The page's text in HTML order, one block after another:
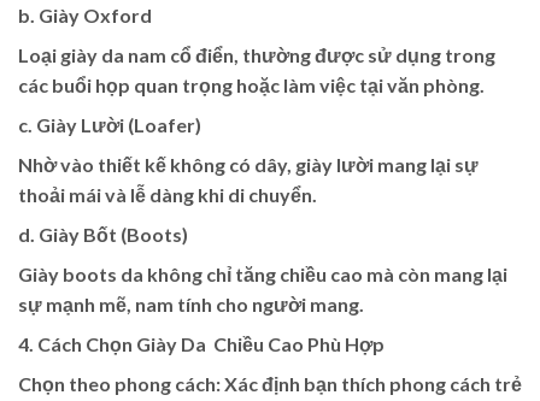
b. Giày Oxford
Loại giày da nam cổ điển, thường được sử dụng trong
các buổi họp quan trọng hoặc làm việc tại văn phòng.
c. Giày Lười (Loafer)
Nhờ vào thiết kế không có dây, giày lười mang lại sự
thoải mái và lễ dàng khi di chuyển.
d. Giày Bốt (Boots)
Giày boots da không chỉ tăng chiều cao mà còn mang lại
sự mạnh mẽ, nam tính cho người mang.
4. Cách Chọn Giày Da Chiều Cao Phù Hợp
Chọn theo phong cách: Xác định bạn thích phong cách trẻ